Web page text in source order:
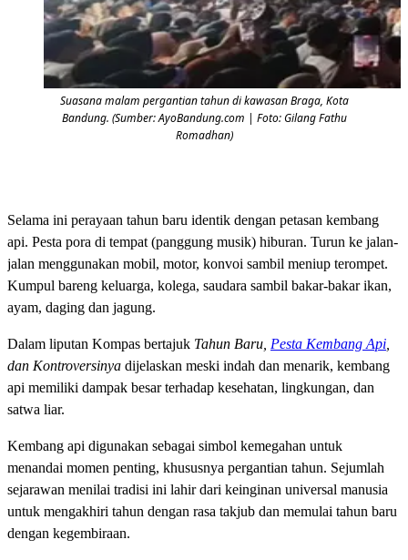
Suasana malam pergantian tahun di kawasan Braga, Kota
Bandung. (Sumber: AyoBandung.com | Foto: Gilang Fathu
Romadhan)
Selama ini perayaan tahun baru identik dengan petasan kembang
api. Pesta pora di tempat (panggung musik) hiburan. Turun ke jalan-
jalan menggunakan mobil, motor, konvoi sambil meniup terompet.
Kumpul bareng keluarga, kolega, saudara sambil bakar-bakar ikan,
ayam, daging dan jagung.
Dalam liputan Kompas bertajuk Tahun Baru, Pesta Kembang Api
dan Kontroversinya dijelaskan meski indah dan menarik, kembang
api memiliki dampak besar terhadap kesehatan, lingkungan, dan
satwa liar.
Kembang api digunakan sebagai simbol kemegahan untuk
menandai momen penting, khususnya pergantian tahun. Sejumlah
sejarawan menilai tradisi ini lahir dari keinginan universal manusia
untuk mengakhiri tahun dengan rasa takjub dan memulai tahun baru
dengan kegembiraan.